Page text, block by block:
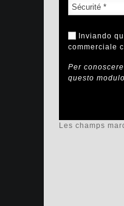
Inviando
commerciale
Per
questo
Les champs